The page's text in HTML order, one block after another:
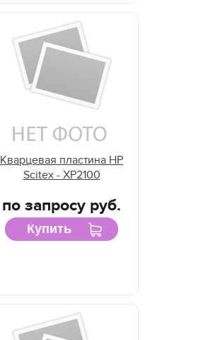
Кварцевая пластина HP
Scitex - XP2100
по запросу руб.
Купить